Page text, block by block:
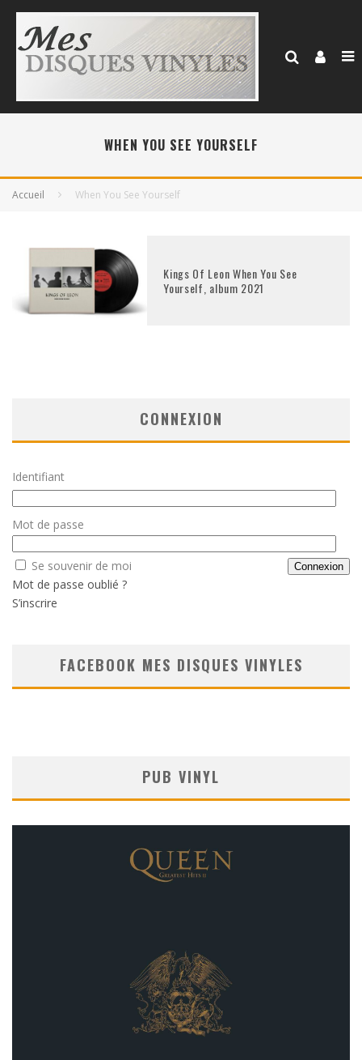
WHEN YOU SEE YOURSELF
Accueil When You See Yourself
Kings Of Leon When You See
Yourself, album 2021
CONNEXION
Identifiant
Mot de passe
Se souvenir de moi
Mot de passe oublié ?
S’inscrire
FACEBOOK MES DISQUES VINYLES
PUB VINYL